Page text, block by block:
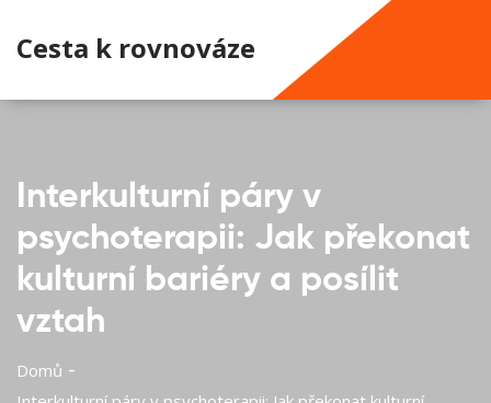
Cesta k rovnováze
Interkulturní páry v
psychoterapii: Jak překonat
kulturní bariéry a posílit
vztah
Domů